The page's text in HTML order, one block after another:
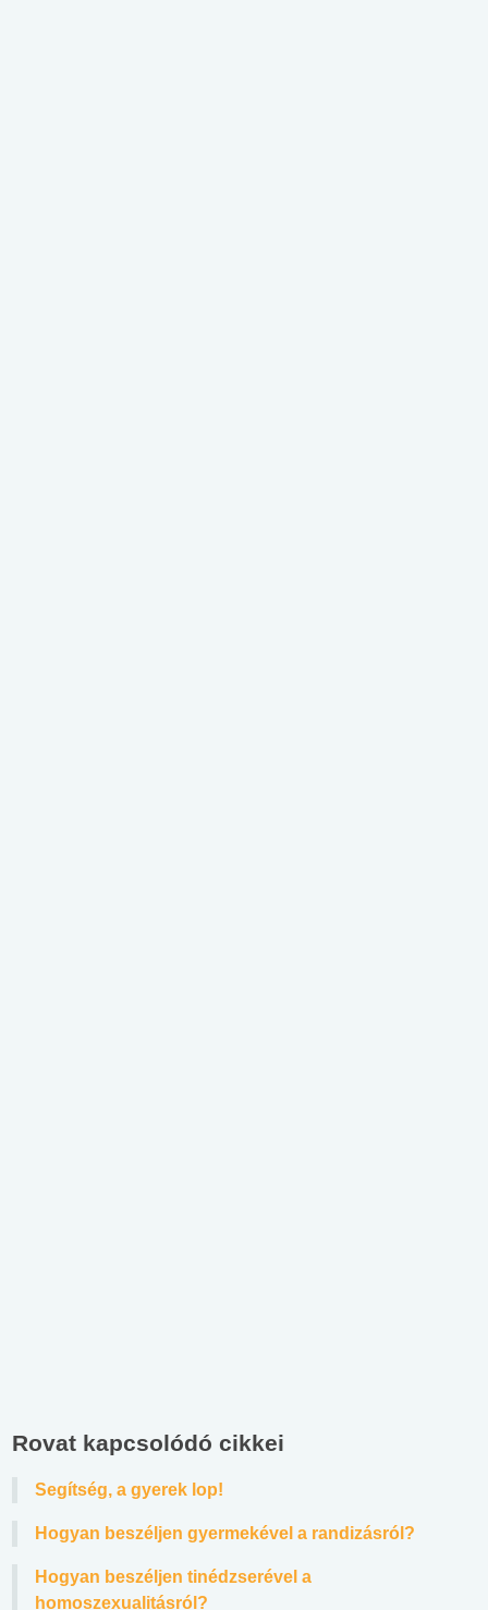
Rovat kapcsolódó cikkei
Segítség, a gyerek lop!
Hogyan beszéljen gyermekével a randizásról?
Hogyan beszéljen tinédzserével a
homoszexualitásról?